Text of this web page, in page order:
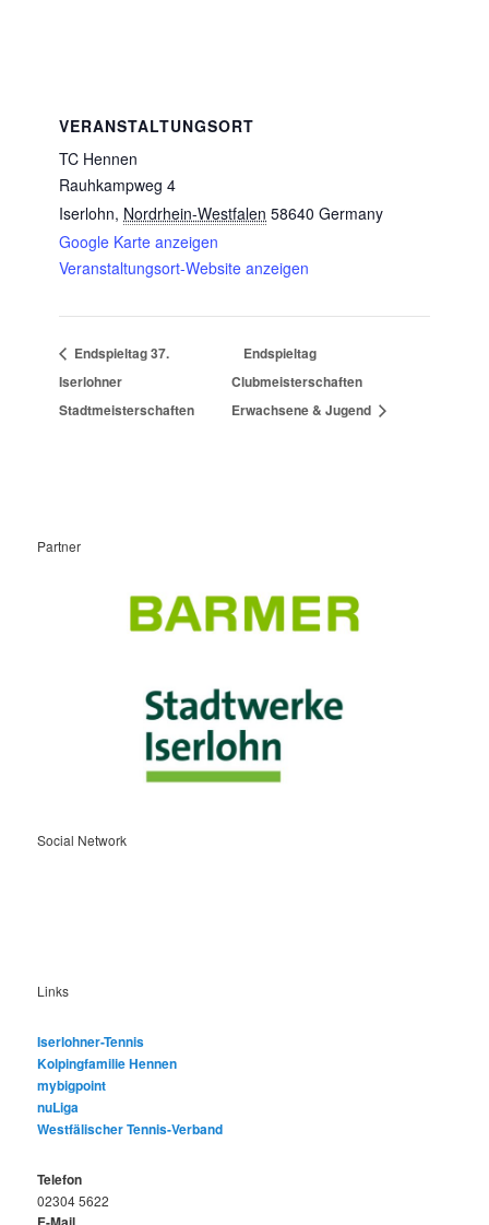
VERANSTALTUNGSORT
TC Hennen
Rauhkampweg 4
Iserlohn, Nordrhein-Westfalen 58640 Germany
Google Karte anzeigen
Veranstaltungsort-Website anzeigen
Endspieltag 37.
Iserlohner
Stadtmeisterschaften
Endspieltag
Clubmeisterschaften
Erwachsene & Jugend
Partner
Social Network
Links
Iserlohner-Tennis
Kolpingfamilie Hennen
mybigpoint
nuLiga
Westfälischer Tennis-Verband
Telefon
02304 5622